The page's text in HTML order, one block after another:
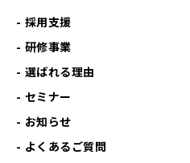
採用支援
研修事業
選ばれる理由
セミナー
お知らせ
よくあるご質問